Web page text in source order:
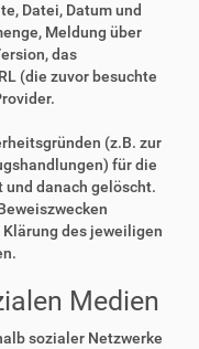
Datei, Datum und
Meldung über
das
(die zuvor besuchte
(z.B. zur
für die
und danach gelöscht.
des jeweiligen
Medien
sozialer Netzwerke